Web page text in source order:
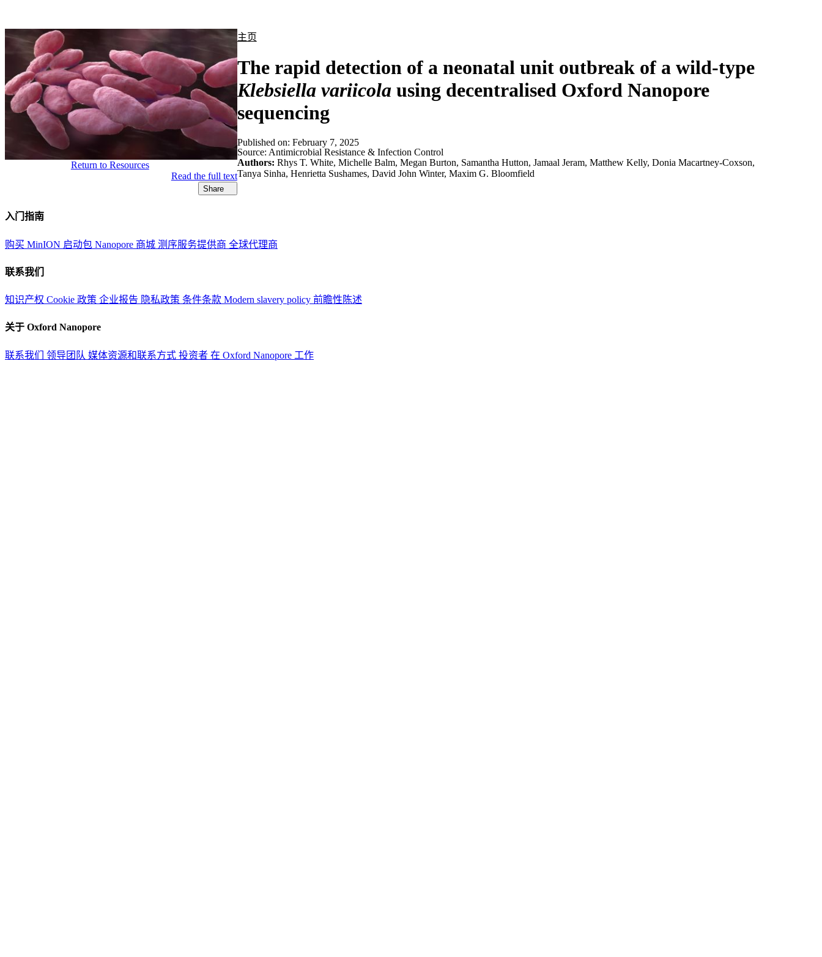
主页
The rapid detection of a neonatal unit outbreak of a wild-type
Klebsiella variicolausing decentralised Oxford Nanopore
sequencing
Return to Resources
Read the full text
Share
Published on: February 7, 2025
Source: Antimicrobial Resistance & Infection Control
Authors: Rhys T. White, Michelle Balm, Megan Burton, Samantha Hutton, Jamaal Jeram, Matthew Kelly, Donia Macartney-Coxson,
Tanya Sinha, Henrietta Sushames, David John Winter, Maxim G. Bloomfield
入门指南
购买 MinION 启动包 Nanopore 商城 测序服务提供商 全球代理商
联系我们
知识产权 Cookie 政策 企业报告 隐私政策 条件条款 Modern slavery policy 前瞻性陈述
关于 Oxford Nanopore
联系我们 领导团队 媒体资源和联系方式 投资者 在 Oxford Nanopore 工作